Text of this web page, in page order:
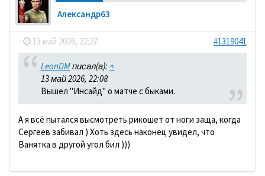
Александр63
- 13 май 2026, 22:27 #1319041
LeonDMписал(а): ↑
13 май 2026, 22:08
Вышел "Инсайд" о матче с быками.
А я всё пытался высмотреть рикошет от ноги заща, когда
Сергеев забивал ) Хоть здесь наконец увидел, что
Ванятка в другой угол бил )))